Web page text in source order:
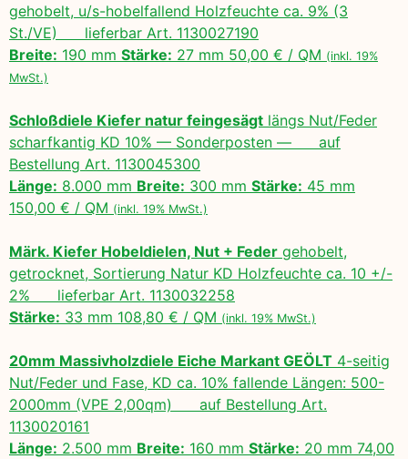
gehobelt, u/s-hobelfallend Holzfeuchte ca. 9% (3
St./VE) lieferbar Art. 1130027190
Breite: 190 mm Stärke: 27 mm 50,00 € / QM (inkl. 19%
MwSt.)
Schloßdiele Kiefer natur feingesägt längs Nut/Feder
scharfkantig KD 10% — Sonderposten — auf
Bestellung Art. 1130045300
Länge: 8.000 mm Breite: 300 mm Stärke: 45 mm
150,00 € / QM (inkl. 19% MwSt.)
Märk. Kiefer Hobeldielen, Nut + Feder gehobelt,
getrocknet, Sortierung Natur KD Holzfeuchte ca. 10 +/-
2% lieferbar Art. 1130032258
Stärke: 33 mm 108,80 € / QM (inkl. 19% MwSt.)
20mm Massivholzdiele Eiche Markant GEÖLT 4-seitig
Nut/Feder und Fase, KD ca. 10% fallende Längen: 500-
2000mm (VPE 2,00qm) auf Bestellung Art.
1130020161
Länge: 2.500 mm Breite: 160 mm Stärke: 20 mm 74,00